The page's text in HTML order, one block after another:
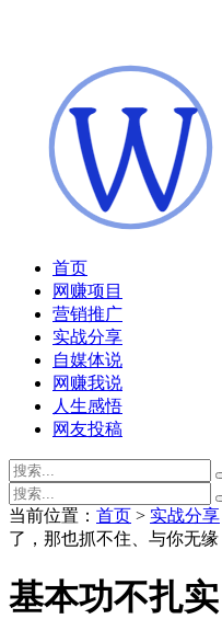
首页
网赚项目
营销推广
实战分享
自媒体说
网赚我说
人生感悟
网友投稿
当前位置： 首页 > 实战分享
了，那也抓不住、与你无缘
基本功不扎